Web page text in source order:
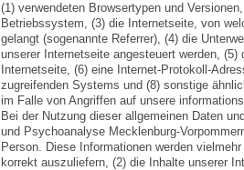
(1) verwendeten Browsertypen und
Betriebssystem, (3) die Internetseite, von
gelangt (sogenannte Referrer), (4) die
unserer Internetseite angesteuert werden,
Internetseite, (6) eine Internet-Protokoll-
zugreifenden Systems und (8) sonstige
im Falle von Angriffen auf unsere
Bei der Nutzung dieser allgemeinen Daten
und Psychoanalyse Mecklenburg-
Person. Diese Informationen werden
korrekt auszuliefern, (2) die Inhalte unserer